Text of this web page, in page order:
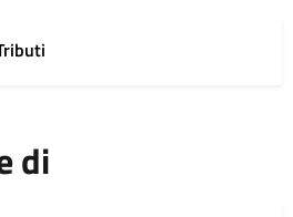
di